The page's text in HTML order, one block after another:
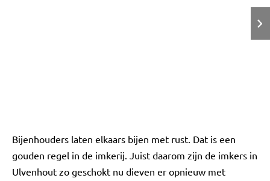
Bijenhouders laten elkaars bijen met rust. Dat is een
gouden regel in de imkerij. Juist daarom zijn de imkers in
Ulvenhout zo geschokt nu dieven er opnieuw met